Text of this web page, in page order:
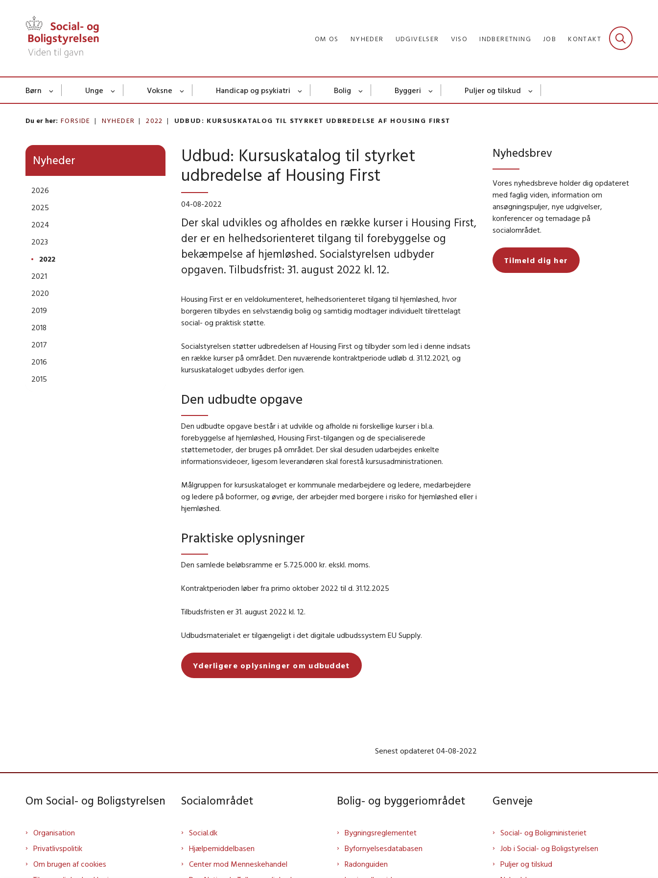
OM OS NYHEDER UDGIVELSER VISO INDBERETNING JOB KONTAKT
Børn Unge Voksne Handicap og psykiatri Bolig Byggeri Puljer og tilskud
Du er her: FORSIDE NYHEDER 2022 UDBUD: KURSUSKATALOG TIL STYRKET UDBREDELSE AF HOUSING FIRST
Nyheder
2026
2025
2024
2023
2022
2021
2020
2019
2018
2017
2016
2015
Udbud: Kursuskatalog til styrket
udbredelse af Housing First
04-08-2022
Der skal udvikles og afholdes en række kurser i Housing First,
der er en helhedsorienteret tilgang til forebyggelse og
bekæmpelse af hjemløshed. Socialstyrelsen udbyder
opgaven. Tilbudsfrist: 31. august 2022 kl. 12.
Housing First er en veldokumenteret, helhedsorienteret tilgang til hjemløshed, hvor
borgeren tilbydes en selvstændig bolig og samtidig modtager individuelt tilrettelagt
social- og praktisk støtte.
Socialstyrelsen støtter udbredelsen af Housing First og tilbyder som led i denne indsats
en række kurser på området. Den nuværende kontraktperiode udløb d. 31.12.2021, og
kursuskataloget udbydes derfor igen.
Den udbudte opgave
Den udbudte opgave består i at udvikle og afholde ni forskellige kurser i bl.a.
forebyggelse af hjemløshed, Housing First-tilgangen og de specialiserede
støttemetoder, der bruges på området. Der skal desuden udarbejdes enkelte
informationsvideoer, ligesom leverandøren skal forestå kursusadministrationen.
Målgruppen for kursuskataloget er kommunale medarbejdere og ledere, medarbejdere
og ledere på boformer, og øvrige, der arbejder med borgere i risiko for hjemløshed eller i
hjemløshed.
Praktiske oplysninger
Den samlede beløbsramme er 5.725.000 kr. ekskl. moms.
Kontraktperioden løber fra primo oktober 2022 til d. 31.12.2025
Tilbudsfristen er 31. august 2022 kl. 12.
Udbudsmaterialet er tilgængeligt i det digitale udbudssystem EU Supply.
Yderligere oplysninger om udbuddet
Senest opdateret 04-08-2022
Nyhedsbrev
Vores nyhedsbreve holder dig opdateret
med faglig viden, information om
ansøgningspuljer, nye udgivelser,
konferencer og temadage på
socialområdet.
Tilmeld dig her
Om Social- og Boligstyrelsen
Organisation
Privatlivspolitik
Om brugen af cookies
Socialområdet
Social.dk
Hjælpemiddelbasen
Center mod Menneskehandel
Bolig- og byggeriområdet
Bygningsreglementet
Byfornyelsesdatabasen
Radonguiden
Genveje
Social- og Boligministeriet
Job i Social- og Boligstyrelsen
Puljer og tilskud